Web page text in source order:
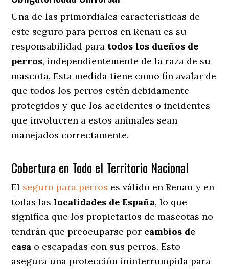
Una de las primordiales características de
este seguro para perros en Renau es su
responsabilidad para todos los dueños de
perros, independientemente de la raza de su
mascota. Esta medida tiene como fin avalar de
que todos los perros estén debidamente
protegidos y que los accidentes o incidentes
que involucren a estos animales sean
manejados correctamente.
Cobertura en Todo el Territorio Nacional
El seguro para perros es válido en Renau y en
todas laslocalidades de España, lo que
significa que los propietarios de mascotas no
tendrán que preocuparse por cambios de
casa o escapadas con sus perros. Esto
asegura una protección ininterrumpida para